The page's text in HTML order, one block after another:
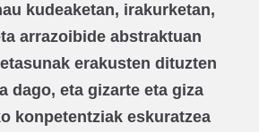
kudeaketan, irakurketan,
arrazoibide abstraktuan
erakusten dituzten
dago, eta gizarte eta giza
konpetentziak eskuratzea